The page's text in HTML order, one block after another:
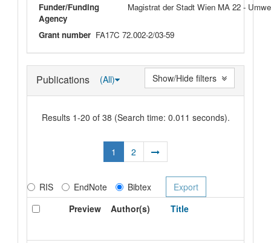
Funder/Funding
Agency
Magistrat der Stadt Wien MA 22 -
Grant number FA17C 72.002-2/03-59
Publications (All)
Results 1-20 of 38 (Search time: 0.011 seconds).
1 2
RIS EndNote
Bibtex
Preview
Author(s) Title